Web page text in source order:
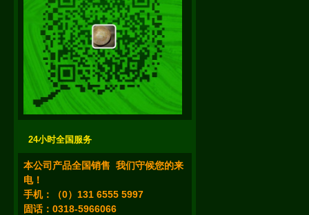
24小时全国服务
本公司产品全国销售 我们守候您的来
电！
手机：（0）131 6555 5997
固话：0318-5966066